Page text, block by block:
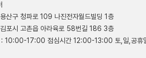
산구 청파로 109 나진전자월드빌딩 1층
포시 고촌읍 아라육로 58번길 186 3층
17:00 점심시간 12:00-13:00 토,일,공휴